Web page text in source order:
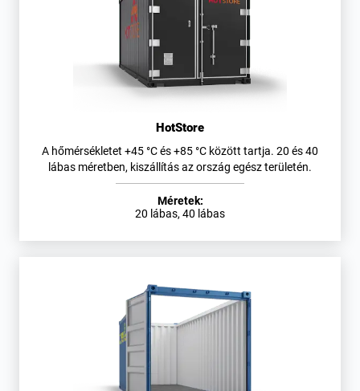
HotStore
A hőmérsékletet +45 °C és +85 °C között tartja. 20 és 40
lábas méretben, kiszállítás az ország egész területén.
Méretek:
20 lábas, 40 lábas